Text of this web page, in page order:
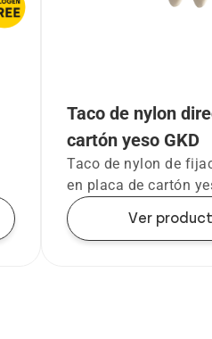
Taco de nylon
cartón yeso GKD
Taco de nylon de
en placa de cartón
Ver